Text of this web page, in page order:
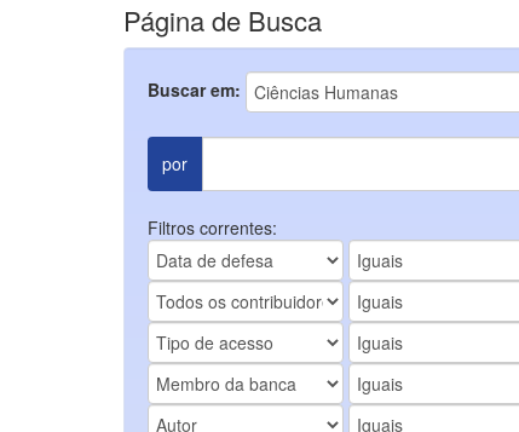
Página de Busca
Buscar em:
por
Filtros correntes: